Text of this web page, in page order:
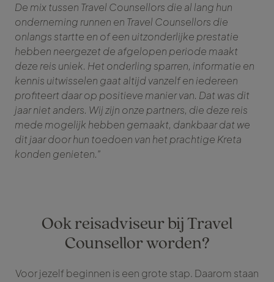
De mix tussen Travel Counsellors die al lang hun
onderneming runnen en Travel Counsellors die
onlangs startte en of een uitzonderlijke prestatie
hebben neergezet de afgelopen periode maakt
deze reis uniek. Het onderling sparren, informatie en
kennis uitwisselen gaat altijd vanzelf en iedereen
profiteert daar op positieve manier van. Dat was dit
jaar niet anders. Wij zijn onze partners, die deze reis
mede mogelijk hebben gemaakt, dankbaar dat we
dit jaar door hun toedoen van het prachtige Kreta
konden genieten.”
Ook reisadviseur bij Travel
Counsellor worden?
Voor jezelf beginnen is een grote stap. Daarom staan